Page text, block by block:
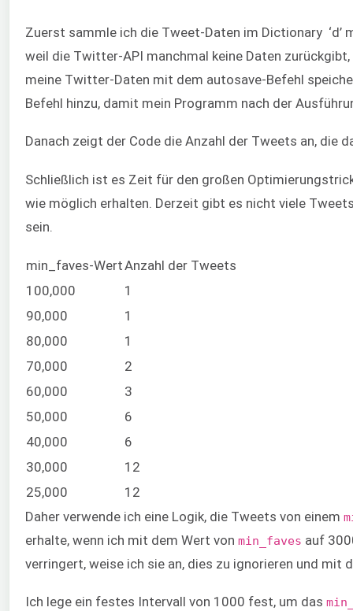
Zuerst sammle ich die Tweet-Daten im Dictionary ‘d’
weil die Twitter-API manchmal keine Daten
meine Twitter-Daten mit dem autosave-Befehl
Befehl hinzu, damit mein Programm nach der
Danach zeigt der Code die Anzahl der Tweets an, die
Schließlich ist es Zeit für den großen
wie möglich erhalten. Derzeit gibt es nicht viele
sein.
min_faves-WertAnzahl der Tweets
100,000
1
90,000
1
80,000
1
70,000
2
60,000
3
50,000
6
40,000
6
30,000
12
25,000
12
Daher verwende ich eine Logik, die Tweets von einem
erhalte, wenn ich mit dem Wert von min_faves auf
verringert, weise ich sie an, dies zu ignorieren und mit
Ich lege ein festes Intervall von 1000 fest, um das